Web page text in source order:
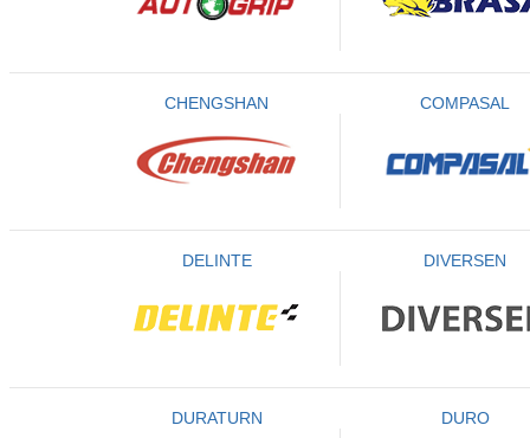
CHENGSHAN COMPASAL
DELINTE DIVERSEN
DURATURN DURO